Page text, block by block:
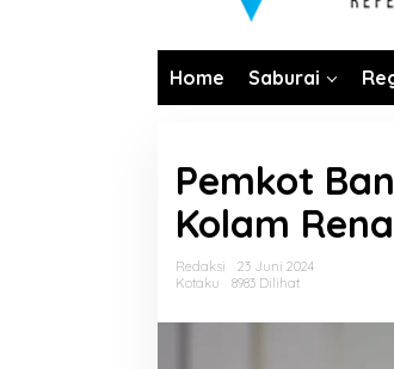
Home Saburai
Pemkot
Kolam
Redaksi
23 Juni 2024
Kotaku
8983 Dilihat